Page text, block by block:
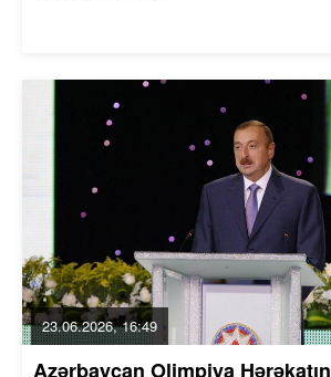
23.06.2026, 16:49
Azərbaycan Olimpiya